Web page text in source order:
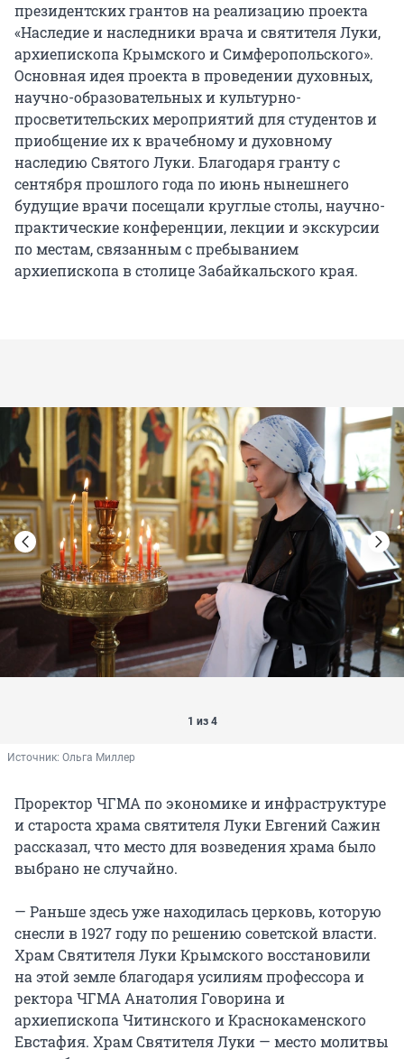
президентских грантов на реализацию проекта
«Наследие и наследники врача и святителя Луки,
архиепископа Крымского и Симферопольского».
Основная идея проекта в проведении духовных,
научно-образовательных и культурно-
просветительских мероприятий для студентов и
приобщение их к врачебному и духовному
наследию Святого Луки. Благодаря гранту с
сентября прошлого года по июнь нынешнего
будущие врачи посещали круглые столы, научно-
практические конференции, лекции и экскурсии
по местам, связанным с пребыванием
архиепископа в столице Забайкальского края.
1 из 4
Источник: Ольга Миллер
Проректор ЧГМА по экономике и инфраструктуре
и староста храма святителя Луки Евгений Сажин
рассказал, что место для возведения храма было
выбрано не случайно.
— Раньше здесь уже находилась церковь, которую
снесли в 1927 году по решению советской власти.
Храм Святителя Луки Крымского восстановили
на этой земле благодаря усилиям профессора и
ректора ЧГМА Анатолия Говорина и
архиепископа Читинского и Краснокаменского
Евстафия. Храм Святителя Луки — место молитвы